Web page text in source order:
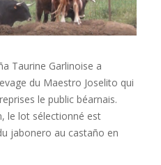
de PINCHA
Taurine Garlinoise a
du Maestro Joselito qui
le public béarnais.
le lot sélectionné est
jabonero au castaño en